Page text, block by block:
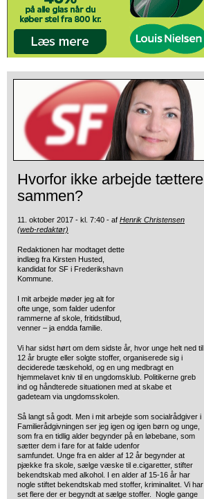
Hvorfor ikke arbejde tættere
sammen?
11. oktober 2017 - kl. 7:40 - af Henrik Christensen
(web-redaktør)
Redaktionen har modtaget dette
indlæg fra Kirsten Husted,
kandidat for SF i Frederikshavn
Kommune.
I mit arbejde møder jeg alt for
ofte unge, som falder udenfor
rammerne af skole, fritidstilbud,
venner – ja endda familie.
Vi har sidst hørt om dem sidste år, hvor unge helt ned til
12 år brugte eller solgte stoffer, organiserede sig i
deciderede tæskehold, og en ung medbragt en
hjemmelavet kniv til en ungdomsklub. Politikerne greb
ind og håndterede situationen med at skabe et
gadeteam via ungdomsskolen.
Så langt så godt. Men i mit arbejde som socialrådgiver i
Familierådgivningen ser jeg igen og igen børn og unge,
som fra en tidlig alder begynder på en løbebane, som
sætter dem i fare for at falde udenfor
samfundet. Unge fra en alder af 12 år begynder at
pjække fra skole, sælge væske til e.cigaretter, stifter
bekendtskab med alkohol. I en alder af 15-16 år har
nogle stiftet bekendtskab med stoffer, kriminalitet. Vi har
set flere der er begyndt at sælge stoffer. Nogle gange